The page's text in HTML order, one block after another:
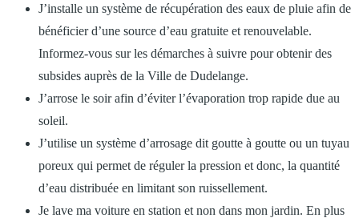
J’installe un système de récupération des eaux de pluie afin de
bénéficier d’une source d’eau gratuite et renouvelable.
Informez-vous sur les démarches à suivre pour obtenir des
subsides auprès de la Ville de Dudelange.
J’arrose le soir afin d’éviter l’évaporation trop rapide due au
soleil.
J’utilise un système d’arrosage dit goutte à goutte ou un tuyau
poreux qui permet de réguler la pression et donc, la quantité
d’eau distribuée en limitant son ruissellement.
Je lave ma voiture en station et non dans mon jardin. En plus